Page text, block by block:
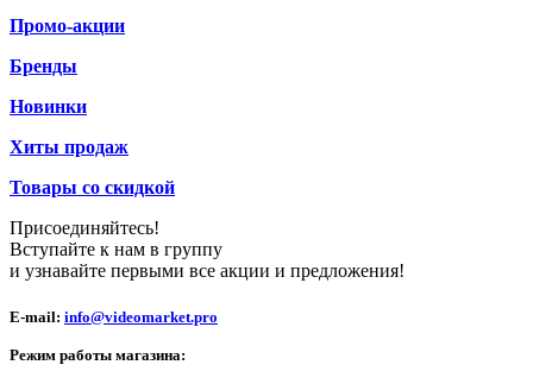
Промо-акции
Бренды
Новинки
Хиты продаж
Товары со скидкой
Присоединяйтесь!
Вступайте к нам в группу
и узнавайте первыми все акции и предложения!
E-mail: info@videomarket.pro
Режим работы магазина: